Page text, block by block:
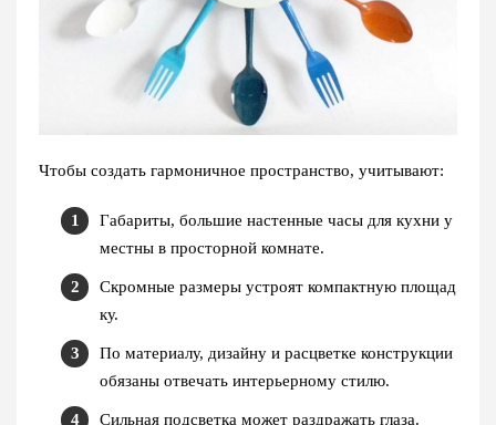
Чтобы создать гармоничное пространство, учитывают:
Габариты, большие настенные часы для кухни у
местны в просторной комнате.
Скромные размеры устроят компактную площад
ку.
По материалу, дизайну и расцветке конструкции
обязаны отвечать интерьерному стилю.
Сильная подсветка может раздражать глаза.